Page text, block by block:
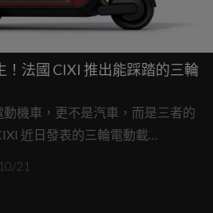
！法國 CIXI 推出能踩踏的三輪
機車，更不是汽車，而是三者的
近日發表的三輪電動載
造型與混合動力概念震撼全場，成
21